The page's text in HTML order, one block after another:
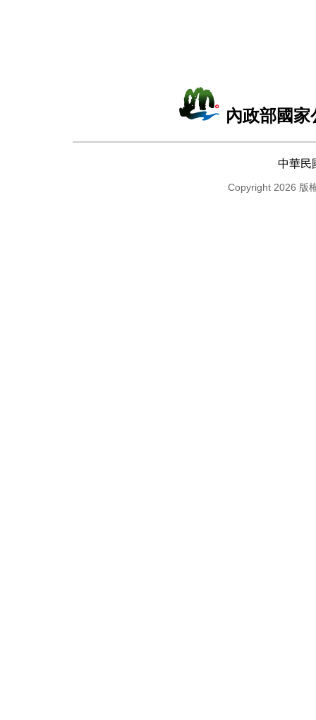
內政部國
中華民
Copyright 2026 版